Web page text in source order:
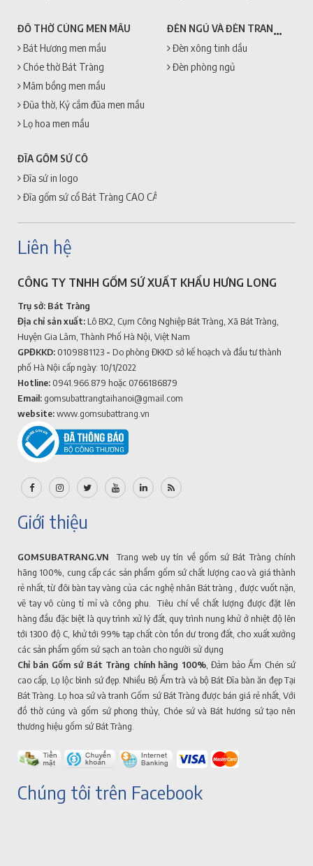
ĐỒ THỜ CÚNG MEN MẦU
Bát Hương men mầu
Chóe thờ Bát Tràng
Mâm bồng men mầu
Đũa thờ, Kỷ cắm đũa men mầu
Lọ hoa men mầu
ĐÈN NGỦ VÀ ĐÈN TRANG TRÍ
Đèn xông tinh dầu
Đèn phòng ngủ
ĐĨA GỐM SỨ CỔ
Đĩa sứ in logo
Đĩa gốm sứ cổ Bát Tràng CAO CẤP + GIÁ RẺ
Liên hệ
CÔNG TY TNHH GỐM SỨ XUẤT KHẨU HƯNG LONG
Trụ sở: Bát Tràng
Địa chỉ sản xuất: Lô BX2, Cụm Công Nghiệp Bát Tràng, Xã Bát Tràng,
Huyện Gia Lâm, Thành Phố Hà Nội, Việt Nam
GPĐKKD: 0109881123 - Do phòng ĐKKD sở kế hoạch và đầu tư thành
phố Hà Nội cấp ngày: 10/1/2022
Hotline: 0941.966.879 hoặc 0766186879
Email: gomsubattrangtaihanoi@gmail.com
website:www.gomsubattrang.vn
Giới thiệu
GOMSUBATRANG.VN Trang web uy tín về gốm sứ Bát Tràng chính
hãng 100%, cung cấp các sản phẩm gốm sứ chất lượng cao và giá thành
rẻ nhất, từ đôi bàn tay vàng của các nghệ nhân Bát tràng , được vuốt nặn,
vẽ tay vô cùng tỉ mỉ và công phu. Tiêu chí về chất lượng được đặt lên
hàng đầu đặc biệt là quy trình xử lý đất, quy trình nung khử ở nhiệt độ lên
tới 1300 độ C, khử tới 99% tạp chất còn tồn dư trong đất, cho xuất xưởng
các sản phẩm gốm sứ sạch an toàn cho người sử dụng
Chỉ bán Gốm sứ Bát Tràng chính hãng 100%, Đảm bảo Ấm Chén sứ
cao cấp, Lọ lộc bình sứ đẹp. Nhiều Bộ Ấm trà và bộ Bát Đĩa bàn ăn đẹp Tại
Bát Tràng. Lọ hoa sứ và tranh Gốm sứ Bát Tràng được bán giá rẻ nhất, Với
đồ thờ cúng và gốm sứ phong thủy, Chóe sứ và Bát hương sứ tạo nên
thương hiệu gốm sứ Bát Tràng.
Chúng tôi trên Facebook